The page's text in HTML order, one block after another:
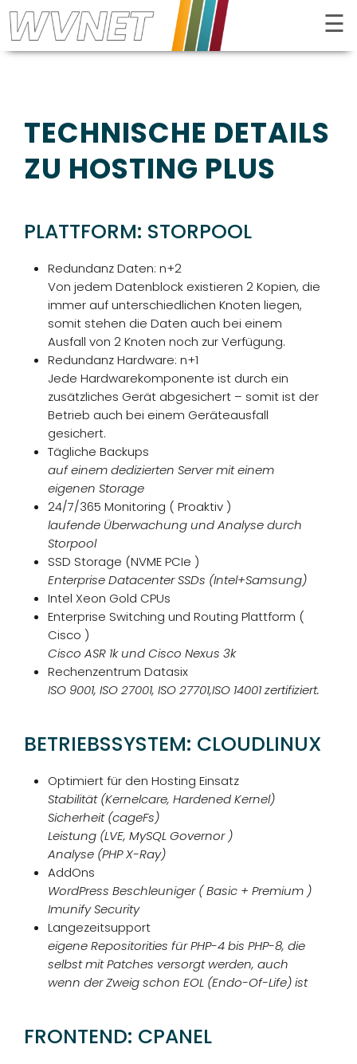
Kontrast
INTERNET
FERNSEHEN
TELEFON
DESIGN
WEBSITE
GRAFIKDESIGN
ONLINESHOP
BUSINESS
INTERNET
eCard
HOSTING
PLUS
TELEFON
DESIGN
SERVER
KUNDENBEREICH
ANLEITUNGEN
DOWNLOADS
FAQ
REZENSIONEN
WEBMAIL
LOGIN
WIDERRUFSFORMULAR
☰
TECHNISCHE DETAILS
ZU HOSTING PLUS
PLATTFORM: STORPOOL
Redundanz Daten: n+2
Von jedem Datenblock existieren 2 Kopien, die
immer auf unterschiedlichen Knoten liegen,
somit stehen die Daten auch bei einem
Ausfall von 2 Knoten noch zur Verfügung.
Redundanz Hardware: n+1
Jede Hardwarekomponente ist durch ein
zusätzliches Gerät abgesichert – somit ist der
Betrieb auch bei einem Geräteausfall
gesichert.
Tägliche Backups
auf einem dedizierten Server mit einem
eigenen Storage
24/7/365 Monitoring ( Proaktiv )
laufende Überwachung und Analyse durch
Storpool
SSD Storage (NVME PCIe )
Enterprise Datacenter SSDs (Intel+Samsung)
Intel Xeon Gold CPUs
Enterprise Switching und Routing Plattform (
Cisco )
Cisco ASR 1k und Cisco Nexus 3k
Rechenzentrum Datasix
ISO 9001, ISO 27001, ISO 27701,ISO 14001 zertifiziert.
BETRIEBSSYSTEM: CLOUDLINUX
Optimiert für den Hosting Einsatz
Stabilität (Kernelcare, Hardened Kernel)
Sicherheit (cageFs)
Leistung (LVE, MySQL Governor )
Analyse (PHP X-Ray)
AddOns
WordPress Beschleuniger ( Basic + Premium )
Imunify Security
Langezeitsupport
eigene Repositorities für PHP-4 bis PHP-8, die
selbst mit Patches versorgt werden, auch
wenn der Zweig schon EOL (Endo-Of-Life) ist
FRONTEND: CPANEL